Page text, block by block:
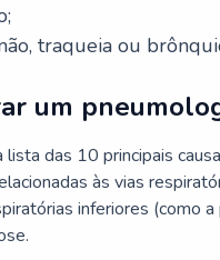
traqueia ou
um
lista das 10 principais
às vias
inferiores (como